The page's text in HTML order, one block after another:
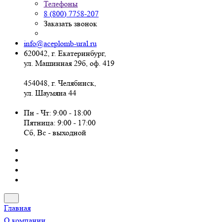
Телефоны
8 (800) 7758-207
Заказать звонок
info@aceplomb-ural.ru
620042, г. Екатеринбург,
ул. Машинная 29б, оф. 419
454048, г. Челябинск,
ул. Шаумяна 44
Пн - Чт: 9:00 - 18:00
Пятница: 9:00 - 17:00
Сб, Вc - выходной
Главная